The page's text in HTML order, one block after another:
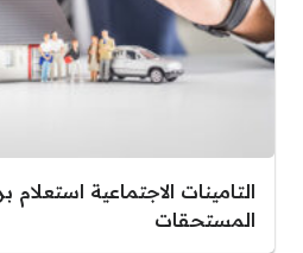
التامينات الاجتماعية استعلام
المستحقات